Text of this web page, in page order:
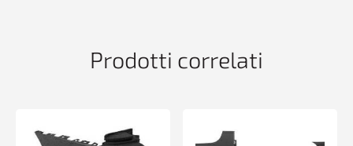
Prodotti correlati